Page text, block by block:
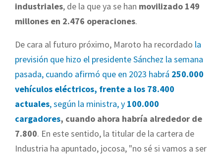
industriales, de la que ya se han movilizado 149
millones en 2.476 operaciones.
De cara al futuro próximo, Maroto ha recordado la
previsión que hizo el presidente Sánchez la semana
pasada, cuando afirmó que en 2023 habrá 250.000
vehículos eléctricos, frente a los 78.400
actuales, según la ministra, y 100.000
cargadores, cuando ahora habría alrededor de
7.800. En este sentido, la titular de la cartera de
Industria ha apuntado, jocosa, "no sé si vamos a ser